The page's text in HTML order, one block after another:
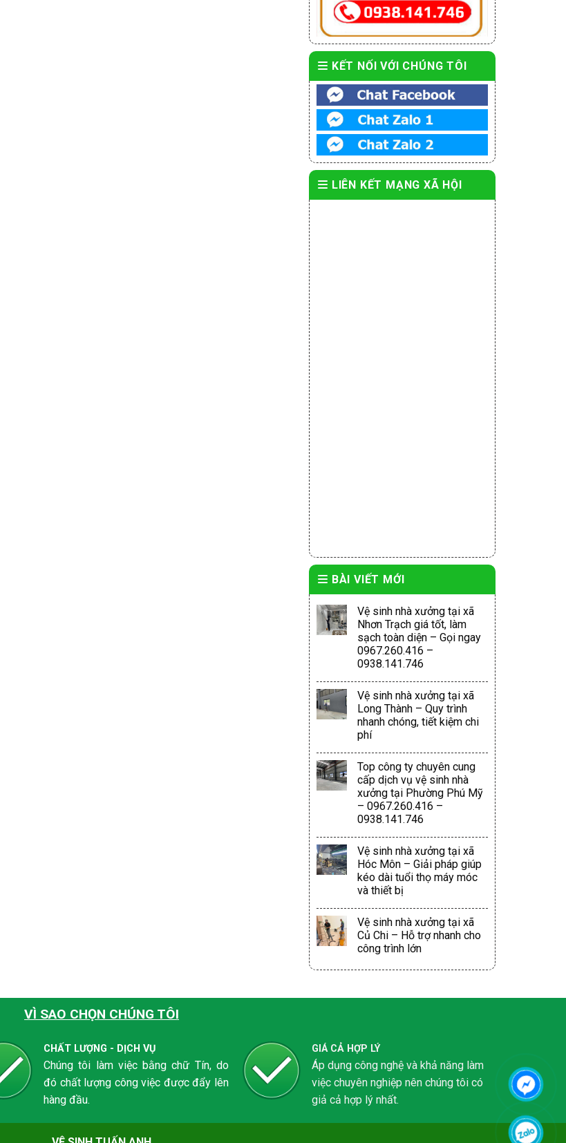
KẾT NỐI VỚI CHÚNG TÔI
LIÊN KẾT MẠNG XÃ HỘI
BÀI VIẾT MỚI
Vệ sinh nhà xưởng tại xã
Nhơn Trạch giá tốt, làm
sạch toàn diện – Gọi ngay
0967.260.416 –
0938.141.746
Vệ sinh nhà xưởng tại xã
Long Thành – Quy trình
nhanh chóng, tiết kiệm chi
phí
Top công ty chuyên cung
cấp dịch vụ vệ sinh nhà
xưởng tại Phường Phú Mỹ
– 0967.260.416 –
0938.141.746
Vệ sinh nhà xưởng tại xã
Hóc Môn – Giải pháp giúp
kéo dài tuổi thọ máy móc
và thiết bị
Vệ sinh nhà xưởng tại xã
Củ Chi – Hỗ trợ nhanh cho
công trình lớn
VÌ SAO CHỌN CHÚNG TÔI
CHẤT LƯỢNG - DỊCH VỤ
Chúng tôi làm việc bằng chữ Tín, do
đó chất lượng công việc được đẩy lên
hàng đầu.
GIÁ CẢ HỢP LÝ
Áp dụng công nghệ và khả năng làm
việc chuyên nghiệp nên chúng tôi có
giả cả hợp lý nhất.